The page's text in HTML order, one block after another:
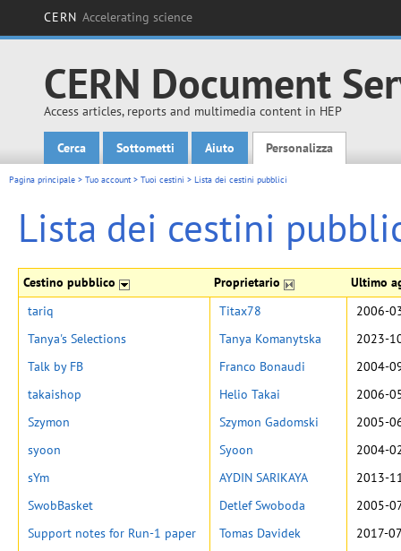
CERN Accelerating science
CERN Document
Access articles, reports and multimedia content in HEP
Main menu
Cerca Sottometti Aiuto Personalizza
Pagina principale > Tuo account> Tuoi cestini > Lista dei cestini pubblici
Lista dei cestini
Cestino pubblico Proprietario Ultimo
tariq Titax78
2006-
Tanya's Selections
Tanya Komanytska
2023-
Talk by FB
Franco Bonaudi
2004-
takaishop
Helio Takai
2006-
Szymon
Szymon Gadomski
2005-
syoon
Syoon
2004-
sYm
AYDIN SARIKAYA
2013-
SwobBasket
Detlef Swoboda
2005-
Support notes for Run-1 paper
Tomas Davidek
2017-